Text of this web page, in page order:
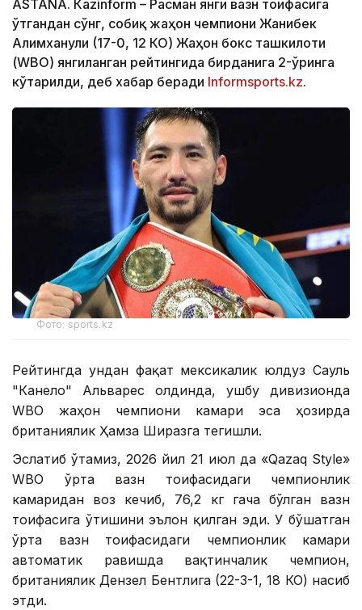
ASTANА. Кazinform – Расман янги вазн тоифасига
ўтгандан сўнг, собиқ жаҳон чемпиони Жанибек
Алимханули (17-0, 12 КО) Жаҳон бокс ташкилоти
(WBО) янгиланган рейтингида бирданига 2-ўринга
кўтарилди, деб хабар беради Informsports.kz.
Фото: sports.kz
Рейтингда ундан фақат мексикалик юлдуз Сауль
"Канело" Альварес олдинда, ушбу дивизионда
WBО жаҳон чемпиони камари эса ҳозирда
британиялик Ҳамза Ширазга тегишли.
Эслатиб ўтамиз, 2026 йил 21 июл да «Qazaq Style»
WВО ўрта вазн тоифасидаги чемпионлик
камаридан воз кечиб, 76,2 кг гача бўлган вазн
тоифасига ўтишини эълон қилган эди. У бўшатган
ўрта вазн тоифасидаги чемпионлик камари
автоматик равишда вақтинчалик чемпион,
британиялик Дензел Бентлига (22-3-1, 18 КО) насиб
этди.